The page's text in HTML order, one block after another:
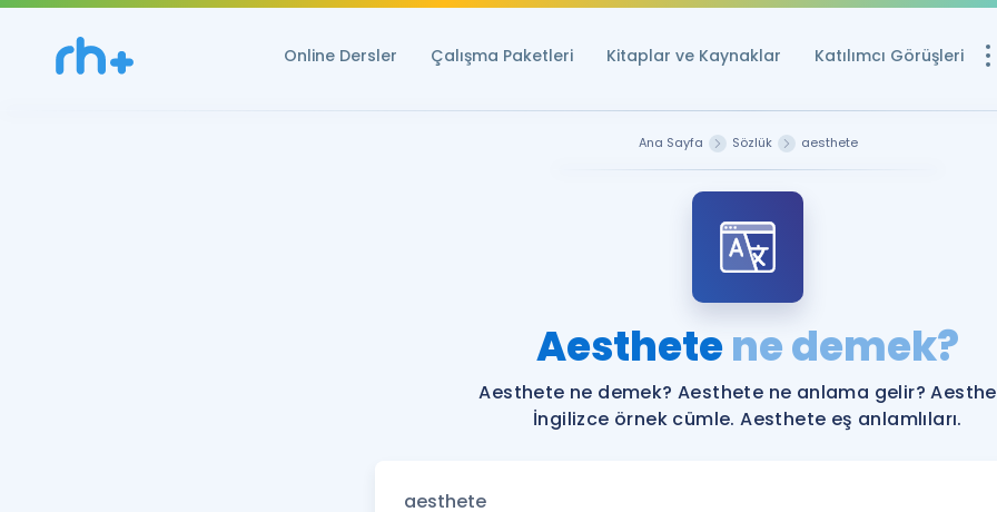
Online Dersler Çalışma Paketleri Kitaplar ve Kaynaklar Katılımcı Görüşleri
YDS ve YÖKDİL
YDS ve YÖKDİL'e
Tüm ÖSYM
Ana Sayfa Sözlük aesthete
Aesthetene demek?
Aesthete ne demek? Aesthete ne anlama gelir?
İngilizce örnek cümle. Aesthete eş anlamlıları.